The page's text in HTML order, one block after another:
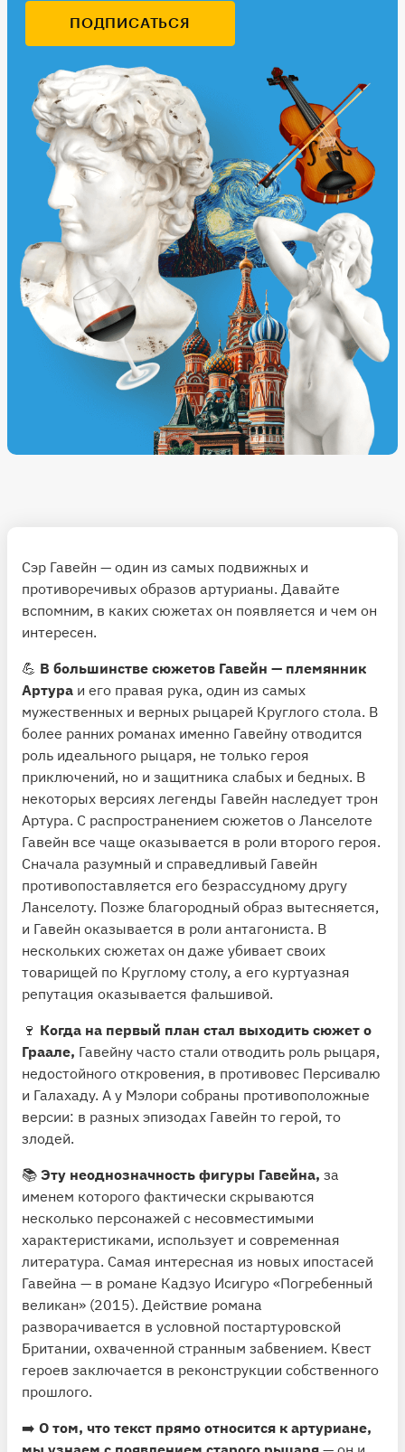
ПОДПИСАТЬСЯ
Сэр Гавейн — один из самых подвижных и
противоречивых образов артурианы. Давайте
вспомним, в каких сюжетах он появляется и чем он
интересен.
💪 В большинстве сюжетов Гавейн — племянник
Артура и его правая рука, один из самых
мужественных и верных рыцарей Круглого стола. В
более ранних романах именно Гавейну отводится
роль идеального рыцаря, не только героя
приключений, но и защитника слабых и бедных. В
некоторых версиях легенды Гавейн наследует трон
Артура. С распространением сюжетов о Ланселоте
Гавейн все чаще оказывается в роли второго героя.
Сначала разумный и справедливый Гавейн
противопоставляется его безрассудному другу
Ланселоту. Позже благородный образ вытесняется,
и Гавейн оказывается в роли антагониста. В
нескольких сюжетах он даже убивает своих
товарищей по Круглому столу, а его куртуазная
репутация оказывается фальшивой.
🍷 Когда на первый план стал выходить сюжет о
Граале, Гавейну часто стали отводить роль рыцаря,
недостойного откровения, в противовес Персивалю
и Галахаду. А у Мэлори собраны противоположные
версии: в разных эпизодах Гавейн то герой, то
злодей.
📚 Эту неоднозначность фигуры Гавейна, за
именем которого фактически скрываются
несколько персонажей с несовместимыми
характеристиками, использует и современная
литература. Самая интересная из новых ипостасей
Гавейна — в романе Кадзуо Исигуро «Погребенный
великан» (2015). Действие романа
разворачивается в условной постартуровской
Британии, охваченной странным забвением. Квест
героев заключается в реконструкции собственного
прошлого.
➡️ О том, что текст прямо относится к артуриане,